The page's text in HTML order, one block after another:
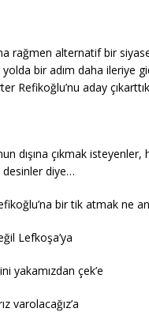
rağmen alternatif bir
bir adım daha ileriye
Refikoğlu’nu aday
dışına çıkmak
desinler diye…
bir tik atmak ne
Lefkoşa’ya
yakamızdan çek’e
varolacağız’a